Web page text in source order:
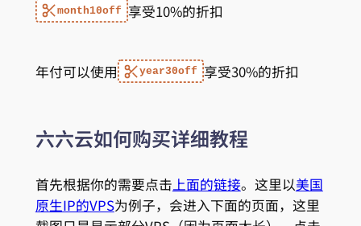
month10off 享受10%的折扣
年付可以使用 year30off 享受30%的折扣
六六云如何购买详细教程
首先根据你的需要点击上面的链接。这里以美国
原生IP的VPS为例子，会进入下面的页面，这里